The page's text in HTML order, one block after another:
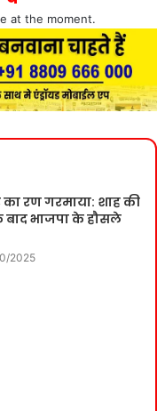
at the moment.
रण गरमाया: शाह की
बाद भाजपा के हौसले
2025